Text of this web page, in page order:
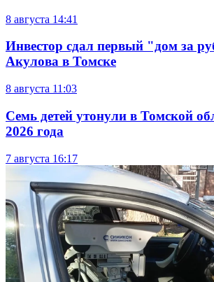
8 августа 14:41
Инвестор сдал первый "дом за
Акулова в Томске
8 августа 11:03
Семь детей утонули в Томской
2026 года
7 августа 16:17